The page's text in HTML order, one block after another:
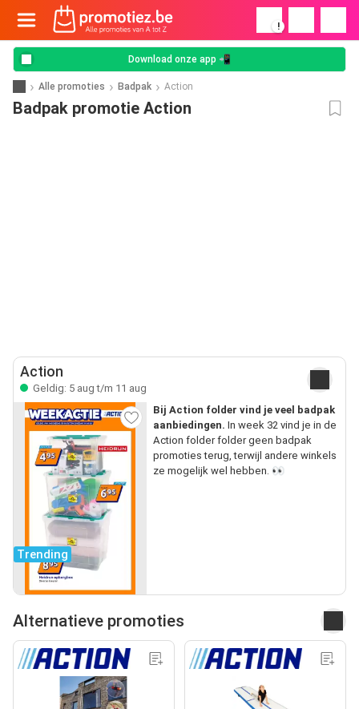
!
Download onze app 📲
Alle promoties Badpak Action
Badpak promotie Action
Action
Geldig: 5 aug t/m 11 aug
Trending
Bij Action folder vind je veel badpak
aanbiedingen. In week 32 vind je in de
Action folder folder geen badpak
promoties terug, terwijl andere winkels
ze mogelijk wel hebben. 👀
Alternatieve promoties